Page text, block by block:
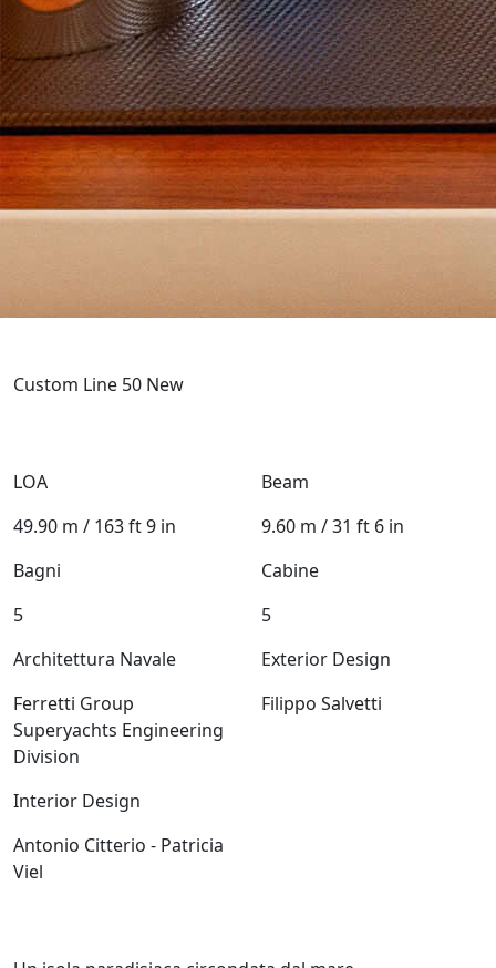
Custom Line 50 New
LOA
49.90 m / 163 ft 9 in
Beam
9.60 m / 31 ft 6 in
Bagni
5
Cabine
5
Architettura Navale
Ferretti Group
Superyachts Engineering
Division
Exterior Design
Filippo Salvetti
Interior Design
Antonio Citterio - Patricia
Viel